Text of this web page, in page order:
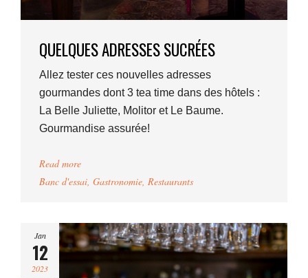
QUELQUES ADRESSES SUCRÉES
Allez tester ces nouvelles adresses
gourmandes dont 3 tea time dans des hôtels :
La Belle Juliette, Molitor et Le Baume.
Gourmandise assurée!
Read more
Banc d'essai, Gastronomie, Restaurants
Jan
12
2023